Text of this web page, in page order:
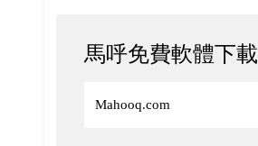
馬呼免費軟體下載
Mahooq.com